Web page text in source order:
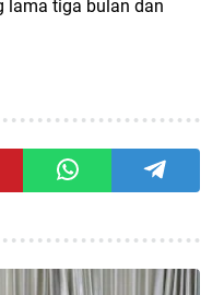
lama tiga bulan dan